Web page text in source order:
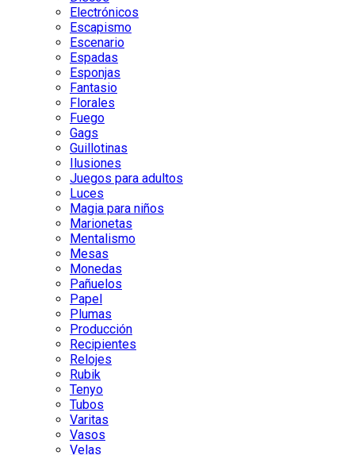
Electrónicos
Escapismo
Escenario
Espadas
Esponjas
Fantasio
Florales
Fuego
Gags
Guillotinas
Ilusiones
Juegos para adultos
Luces
Magia para niños
Marionetas
Mentalismo
Mesas
Monedas
Pañuelos
Papel
Plumas
Producción
Recipientes
Relojes
Rubik
Tenyo
Tubos
Varitas
Vasos
Velas